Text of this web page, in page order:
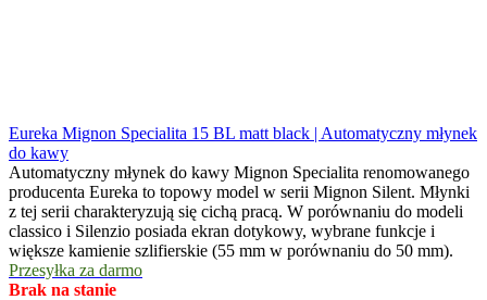
Eureka Mignon Specialita 15 BL matt black | Automatyczny młynek
do kawy
Automatyczny młynek do kawy Mignon Specialita renomowanego
producenta Eureka to topowy model w serii Mignon Silent. Młynki
z tej serii charakteryzują się cichą pracą. W porównaniu do modeli
classico i Silenzio posiada ekran dotykowy, wybrane funkcje i
większe kamienie szlifierskie (55 mm w porównaniu do 50 mm).
Przesyłka za darmo
Brak na stanie